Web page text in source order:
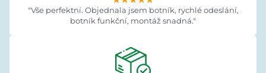
"Vše perfektní. Objednala jsem botník, rychlé odeslání,
botník funkční, montáž snadná."